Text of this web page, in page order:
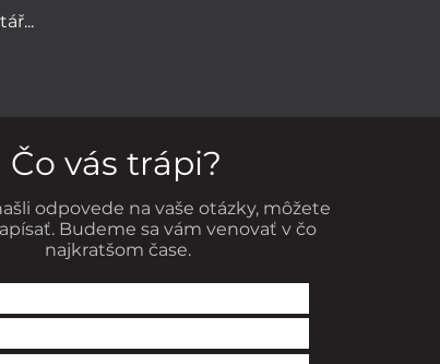
PREVENCIA VZNIKU
Čo vás trápi?
odpovede na vaše otázky, môžete
Budeme sa vám venovať v čo
najkratšom čase.